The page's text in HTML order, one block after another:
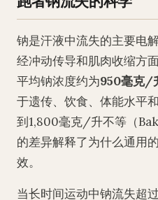
钠是汗液中流失的主要电
经冲动传导和肌肉收缩方
平均钠浓度约为950毫克/
于遗传、饮食、体能水平
到1,800毫克/升不等（
的差异解释了为什么通用
效。
当长时间运动中钠流失超